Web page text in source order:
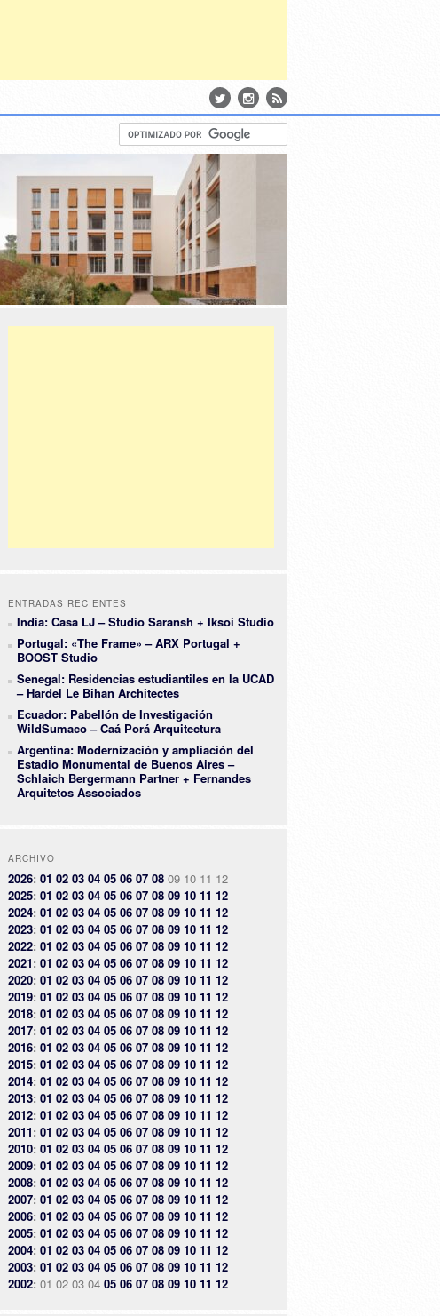
ENTRADAS RECIENTES
India: Casa LJ – Studio Saransh + Iksoi Studio
Portugal: «The Frame» – ARX Portugal +
BOOST Studio
Senegal: Residencias estudiantiles en la UCAD
– Hardel Le Bihan Architectes
Ecuador: Pabellón de Investigación
WildSumaco – Caá Porá Arquitectura
Argentina: Modernización y ampliación del
Estadio Monumental de Buenos Aires –
Schlaich Bergermann Partner + Fernandes
Arquitetos Associados
ARCHIVO
2026: 01 02 03 04 05 06 07 08 09 10 11 12
2025: 01 02 03 04 05 06 07 08 09 10 11 12
2024: 01 02 03 04 05 06 07 08 09 10 11 12
2023: 01 02 03 04 05 06 07 08 09 10 11 12
2022: 01 02 03 04 05 06 07 08 09 10 11 12
2021: 01 02 03 04 05 06 07 08 09 10 11 12
2020: 01 02 03 04 05 06 07 08 09 10 11 12
2019: 01 02 03 04 05 06 07 08 09 10 11 12
2018: 01 02 03 04 05 06 07 08 09 10 11 12
2017: 01 02 03 04 05 06 07 08 09 10 11 12
2016: 01 02 03 04 05 06 07 08 09 10 11 12
2015: 01 02 03 04 05 06 07 08 09 10 11 12
2014: 01 02 03 04 05 06 07 08 09 10 11 12
2013: 01 02 03 04 05 06 07 08 09 10 11 12
2012: 01 02 03 04 05 06 07 08 09 10 11 12
2011: 01 02 03 04 05 06 07 08 09 10 11 12
2010: 01 02 03 04 05 06 07 08 09 10 11 12
2009: 01 02 03 04 05 06 07 08 09 10 11 12
2008: 01 02 03 04 05 06 07 08 09 10 11 12
2007: 01 02 03 04 05 06 07 08 09 10 11 12
2006: 01 02 03 04 05 06 07 08 09 10 11 12
2005: 01 02 03 04 05 06 07 08 09 10 11 12
2004: 01 02 03 04 05 06 07 08 09 10 11 12
2003: 01 02 03 04 05 06 07 08 09 10 11 12
2002: 01 02 03 04 05 06 07 08 09 10 11 12